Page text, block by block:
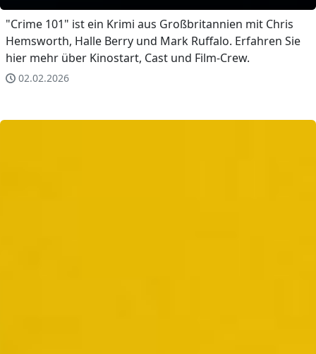
"Crime 101" ist ein Krimi aus Großbritannien mit Chris
Hemsworth, Halle Berry und Mark Ruffalo. Erfahren Sie
hier mehr über Kinostart, Cast und Film-Crew.
02.02.2026